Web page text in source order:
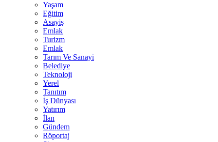
Yaşam
Eğitim
Asayiş
Emlak
Turizm
Emlak
Tarım Ve Sanayi
Belediye
Teknoloji
Yerel
Tanıtım
İş Dünyası
Yatırım
İlan
Gündem
Röportaj